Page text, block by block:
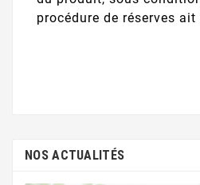
procédure de réserves ait
NOS ACTUALITÉS